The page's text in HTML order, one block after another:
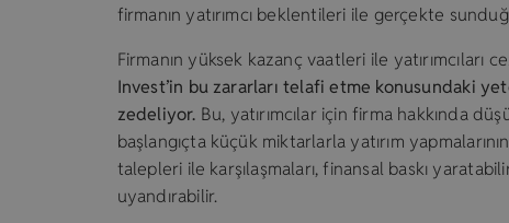
firmanın yatırımcı beklentileri ile gerçekte
Firmanın yüksek kazanç vaatleri ile yatırımcıları
Invest’in bu zararları telafi etme konusundaki
zedeliyor. Bu, yatırımcılar için firma hakkında
başlangıçta küçük miktarlarla yatırım
talepleri ile karşılaşmaları, finansal baskı
uyandırabilir.